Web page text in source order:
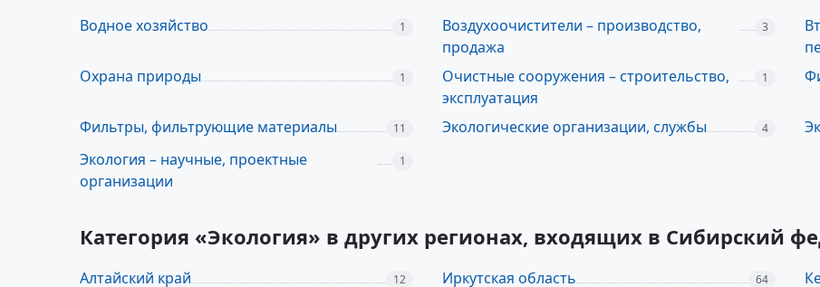
Водное хозяйство 1
Воздухоочистители – производство,
продажа
3
Охрана природы 1
Очистные сооружения – строительство,
эксплуатация
1
Фильтры, фильтрующие материалы 11 Экологические организации, службы 4
Экология – научные, проектные
организации
1
Категория «Экология» в других регионах, входящих в Сибирский
Алтайский край 12 Иркутская область 64